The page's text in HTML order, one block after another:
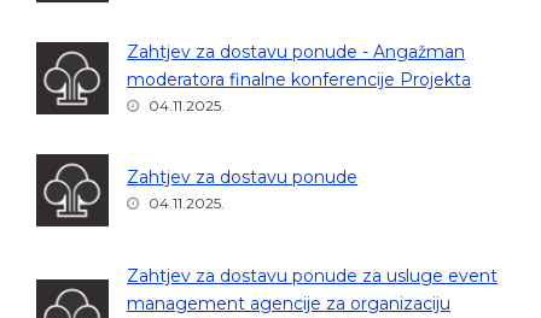
Zahtjev za dostavu ponude - Angažman
moderatora finalne konferencije Projekta
04.11.2025.
Zahtjev za dostavu ponude
04.11.2025.
Zahtjev za dostavu ponude za usluge event
management agencije za organizaciju